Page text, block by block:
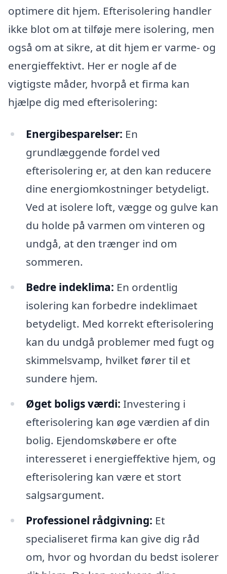
optimere dit hjem. Efterisolering handler
ikke blot om at tilføje mere isolering, men
også om at sikre, at dit hjem er varme- og
energieffektivt. Her er nogle af de
vigtigste måder, hvorpå et firma kan
hjælpe dig med efterisolering:
Energibesparelser: En
grundlæggende fordel ved
efterisolering er, at den kan reducere
dine energiomkostninger betydeligt.
Ved at isolere loft, vægge og gulve kan
du holde på varmen om vinteren og
undgå, at den trænger ind om
sommeren.
Bedre indeklima: En ordentlig
isolering kan forbedre indeklimaet
betydeligt. Med korrekt efterisolering
kan du undgå problemer med fugt og
skimmelsvamp, hvilket fører til et
sundere hjem.
Øget boligs værdi: Investering i
efterisolering kan øge værdien af din
bolig. Ejendomskøbere er ofte
interesseret i energieffektive hjem, og
efterisolering kan være et stort
salgsargument.
Professionel rådgivning: Et
specialiseret firma kan give dig råd
om, hvor og hvordan du bedst isolerer